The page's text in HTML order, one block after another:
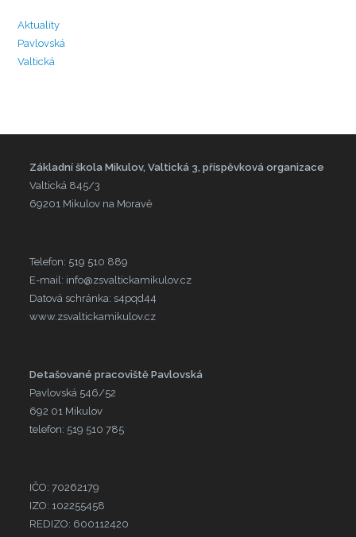
Aktuality
Pavlovská
Valtická
Základní škola Mikulov, Valtická 3, příspěvková organizace
Valtická 845/3
69201 Mikulov na Moravě
Telefon: 519 510 889
E-mail: info@zsvaltickamikulov.cz
Datová schránka: s4pqd44
www.zsvaltickamikulov.cz
Detašované pracoviště Pavlovská
Pavlovská 546/52
692 01 Mikulov
telefon: 519 510 785
IČO: 70262179
IZO: 102255458
REDIZO: 600112420